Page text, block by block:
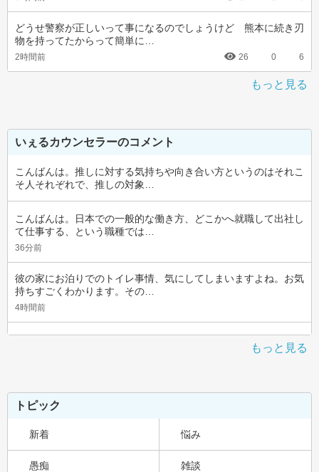
どうせ警察が正しいって事になるのでしょうけど　熊本に続き刃
物を持ってたからって簡単に…
2時間前 26 0 6
もっと見る
いぇるカウンセラーのコメント
こんばんは。推しに対する気持ちや向き合い方というのはそれこ
そ人それぞれで、推しの対象…
こんばんは。日本での一般的な働き方、どこかへ就職して出社し
て仕事する、という職種では…
36分前
彼の家にお泊りでのトイレ事情、気にしてしまいますよね。お気
持ちすごくわかります。その…
4時間前
もっと見る
トピック
新着 悩み
愚痴 雑談